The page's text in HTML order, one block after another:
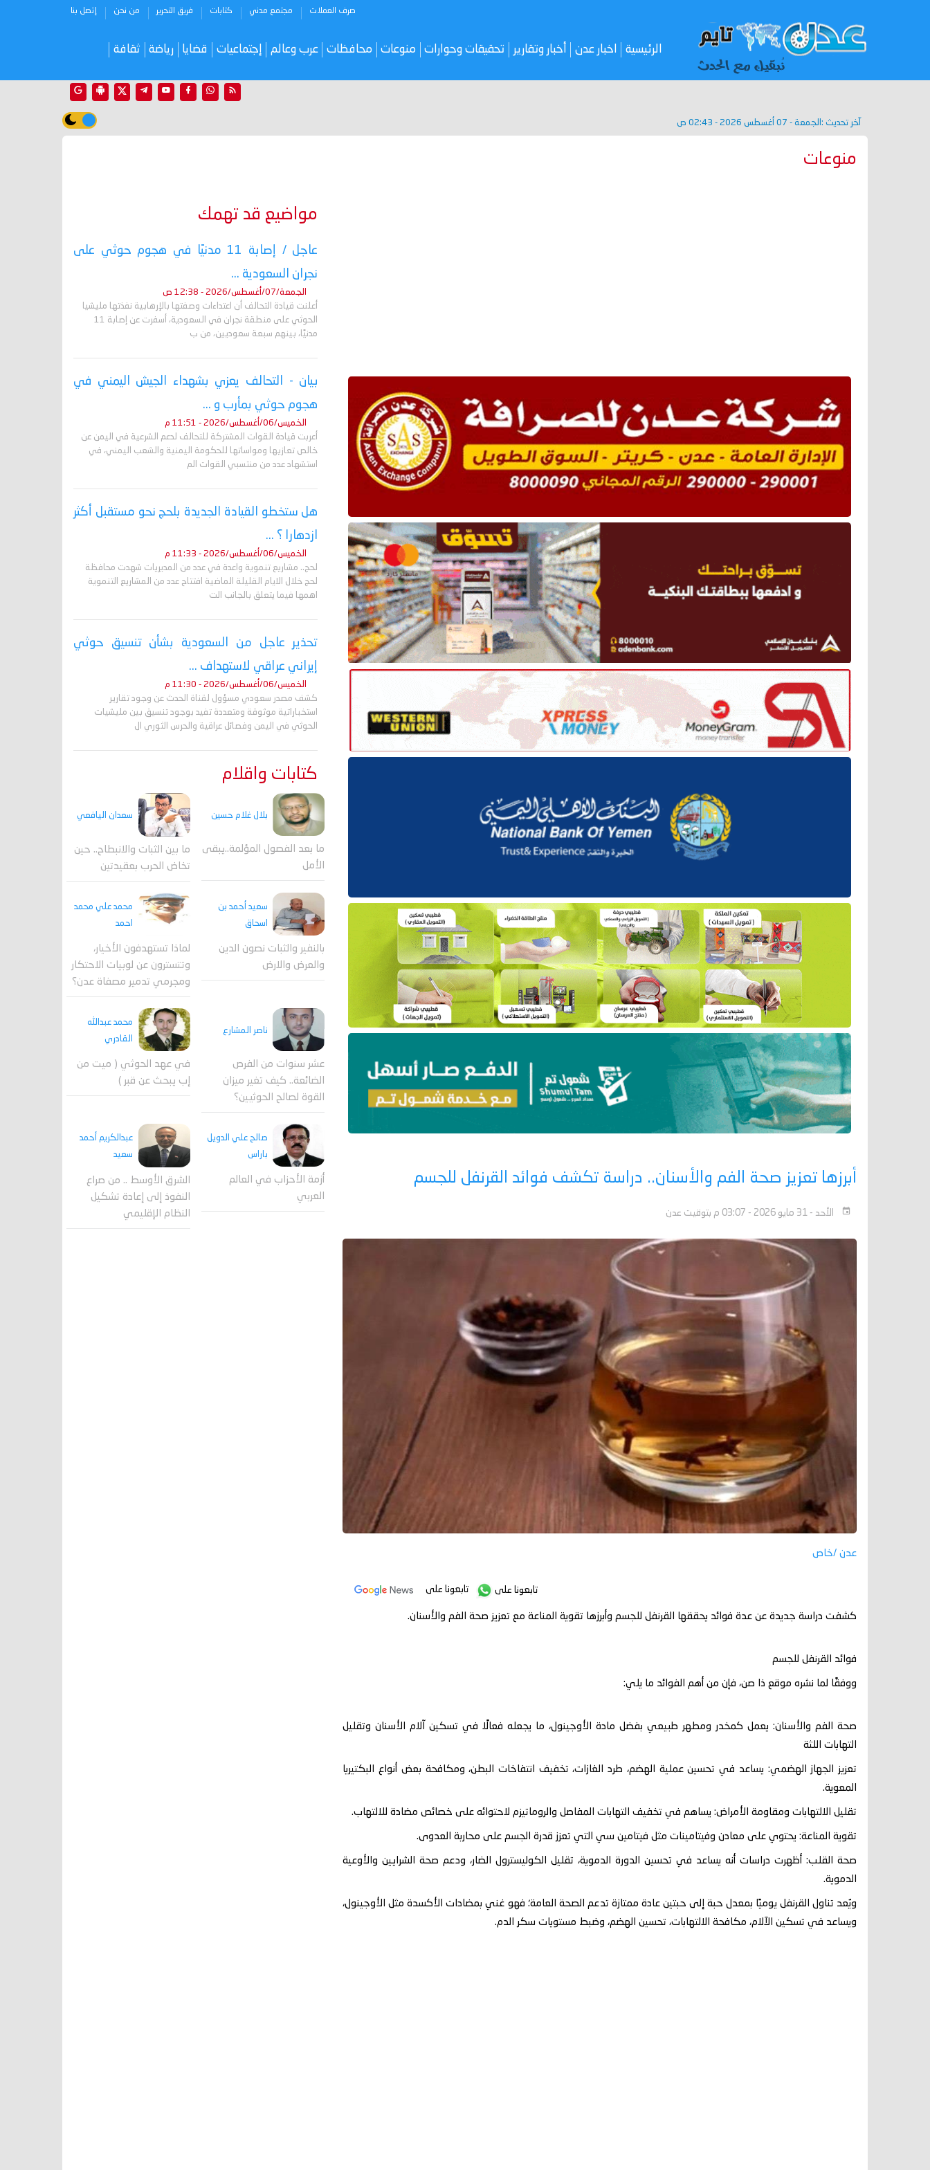
صرف العملات مجتمع مدني كتابات فريق التحرير من نحن إتصل بنا
الرئيسية اخبار عدن أخبار وتقارير تحقيقات وحوارات منوعات محافظات عرب وعالم إجتماعيات قضايا رياضة ثقافة
آخر تحديث : الجمعة - 07 أغسطس 2026 - 02:43 ص
منوعات
أبرزها تعزيز صحة الفم والأسنان.. دراسة تكشف فوائد القرنفل للجسم
الأحد - 31 مايو 2026 - 03:07 م بتوقيت عدن
عدن /خاص
تابعونا على تابعونا على
كشفت دراسة جديدة عن عدة فوائد يحققها القرنفل للجسم وأبرزها تقوية المناعة مع تعزيز صحة الفم والأسنان.
فوائد القرنفل للجسم
ووفقًا لما نشره موقع ذا صن، فإن من أهم الفوائد ما يلي:
صحة الفم والأسنان: يعمل كمخدر ومطهر طبيعي بفضل مادة الأوجينول، ما يجعله فعالًا في تسكين آلام الأسنان وتقليل
التهابات اللثة
تعزيز الجهاز الهضمي: يساعد في تحسين عملية الهضم، طرد الغازات، تخفيف انتفاخات البطن، ومكافحة بعض أنواع البكتيريا
المعوية.
تقليل الالتهابات ومقاومة الأمراض: يساهم في تخفيف التهابات المفاصل والروماتيزم لاحتوائه على خصائص مضادة للالتهاب.
تقوية المناعة: يحتوي على معادن وفيتامينات مثل فيتامين سي التي تعزز قدرة الجسم على محاربة العدوى.
صحة القلب: أظهرت دراسات أنه يساعد في تحسين الدورة الدموية، تقليل الكوليسترول الضار، ودعم صحة الشرايين والأوعية
الدموية.
ويُعد تناول القرنفل يوميًا بمعدل حبة إلى حبتين عادة ممتازة تدعم الصحة العامة؛ فهو غني بمضادات الأكسدة مثل الأوجينول،
ويساعد في تسكين الآلام، مكافحة الالتهابات، تحسين الهضم، وضبط مستويات سكر الدم.
مواضيع قد تهمك
عاجل / إصابة 11 مدنيًا في هجوم حوثي على
نجران السعودية ...
الجمعة/07/أغسطس/2026 - 12:38 ص
أعلنت قيادة التحالف أن اعتداءات وصفتها بالإرهابية نفذتها مليشيا
الحوثي على منطقة نجران في السعودية، أسفرت عن إصابة 11
مدنيًا، بينهم سبعة سعوديين، من ب
بيان - التحالف يعزي بشهداء الجيش اليمني في
هجوم حوثي بمأرب و ...
الخميس/06/أغسطس/2026 - 11:51 م
أعربت قيادة القوات المشتركة للتحالف لدعم الشرعية في اليمن عن
خالص تعازيها ومواساتها للحكومة اليمنية والشعب اليمني، في
استشهاد عدد من منتسبي القوات الم
هل ستخطو القيادة الجديدة بلحج نحو مستقبل أكثر
ازدهارا ؟ ...
الخميس/06/أغسطس/2026 - 11:33 م
لحج.. مشاريع تنموية واعدة في عدد من المديريات شهدت محافظة
لحج خلال الايام القليلة الماضية افتتاح عدد من المشاريع التنموية
اهمها فيما يتعلق بالجانب الت
تحذير عاجل من السعودية بشأن تنسيق حوثي
إيراني عراقي لاستهداف ...
الخميس/06/أغسطس/2026 - 11:30 م
كشف مصدر سعودي مسؤول لقناة الحدث عن وجود تقارير
استخباراتية موثوقة ومتعددة تفيد بوجود تنسيق بين مليشيات
الحوثي في اليمن وفصائل عراقية والحرس الثوري ال
كتابات واقلام
بلال غلام حسين
ما بعد الفصول المؤلمة..يبقى
الأمل
سعدان اليافعي
ما بين الثبات والانبطاح.. حين
تخاض الحرب بعقيدتين
سعيد أحمد بن
اسحاق
بالنفير والثبات نصون الدين
والعرض والارض
محمد علي محمد
احمد
لماذا تستهدفون الأخيار،
وتتسترون عن لوبيات الاحتكار
ومجرمي تدمير مصفاة عدن؟
ناصر المشارع
عشر سنوات من الفرص
الضائعة.. كيف تغير ميزان
القوة لصالح الحوثيين؟
محمد عبدالله
القادري
في عهد الحوثي ( ميت من
إب يبحث عن قبر )
صالح علي الدويل
باراس
أزمة الأحزاب في العالم
العربي
عبدالكريم أحمد
سعيد
الشرق الأوسط .. من صراع
النفوذ إلى إعادة تشكيل
النظام الإقليمي